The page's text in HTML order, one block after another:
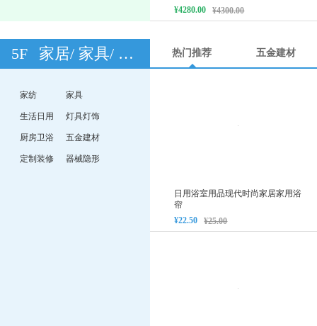
¥4280.00 ¥4300.00
5F 家居/ 家具/ 家装
家纺 家具
生活日用 灯具灯饰
厨房卫浴 五金建材
定制装修 器械隐形
热门推荐 五金建材
日用浴室用品现代时尚家居家用浴
帘
¥22.50
¥25.00